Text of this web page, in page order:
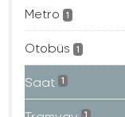
Metro 1
Otobüs 1
Saat 1